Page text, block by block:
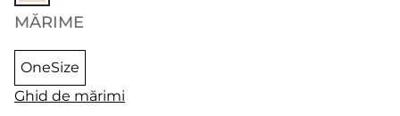
MĂRIME
OneSize
Ghid de mărimi